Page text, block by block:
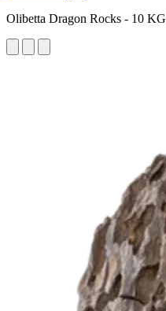
Olibetta Dragon Rocks - 10 KG